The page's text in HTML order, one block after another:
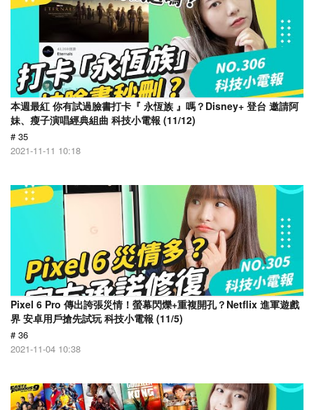
本週最紅 你有試過臉書打卡『 永恆族 』嗎？Disney+ 登台 邀請阿
妹、瘦子演唱經典組曲 科技小電報 (11/12)
# 35
2021-11-11 10:18
Pixel 6 Pro 傳出誇張災情！螢幕閃爍+重複開孔？Netflix 進軍遊戲
界 安卓用戶搶先試玩 科技小電報 (11/5)
# 36
2021-11-04 10:38